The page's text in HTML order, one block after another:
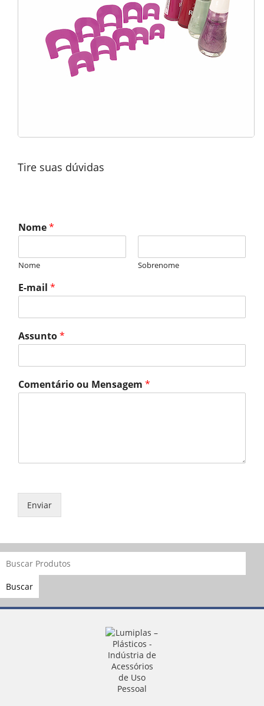
Tire suas dúvidas
Nome*
Nome Sobrenome
E-mail *
Assunto*
Comentário ou Mensagem *
Enviar